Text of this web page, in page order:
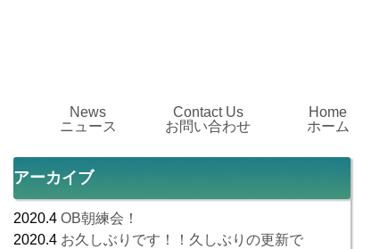
News
ニュース
Contact Us
お問い合わせ
Home
ホーム
アーカイブ
2020.4 OB朝練会！
2020.4 お久しぶりです！！久しぶりの更新で